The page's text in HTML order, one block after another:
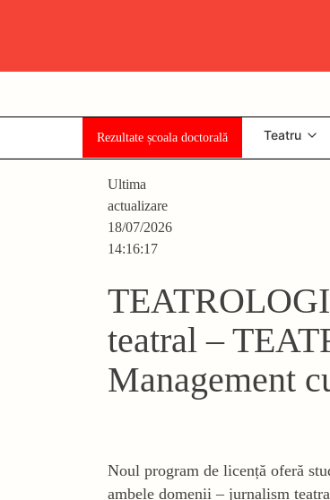
Rezultate școala doctorală Teatru
Ultima
actualizare
18/07/2026
14:16:17
teatral –
Management
Noul program de licență oferă
ambele domenii – jurnalism